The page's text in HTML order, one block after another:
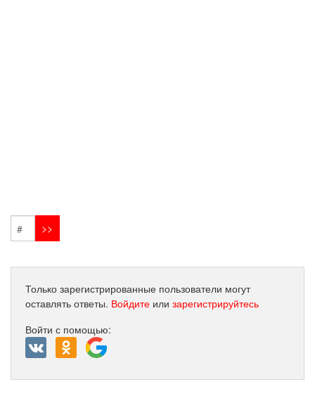
Только зарегистрированные пользователи могут
оставлять ответы. Войдите или зарегистрируйтесь
Войти с помощью: